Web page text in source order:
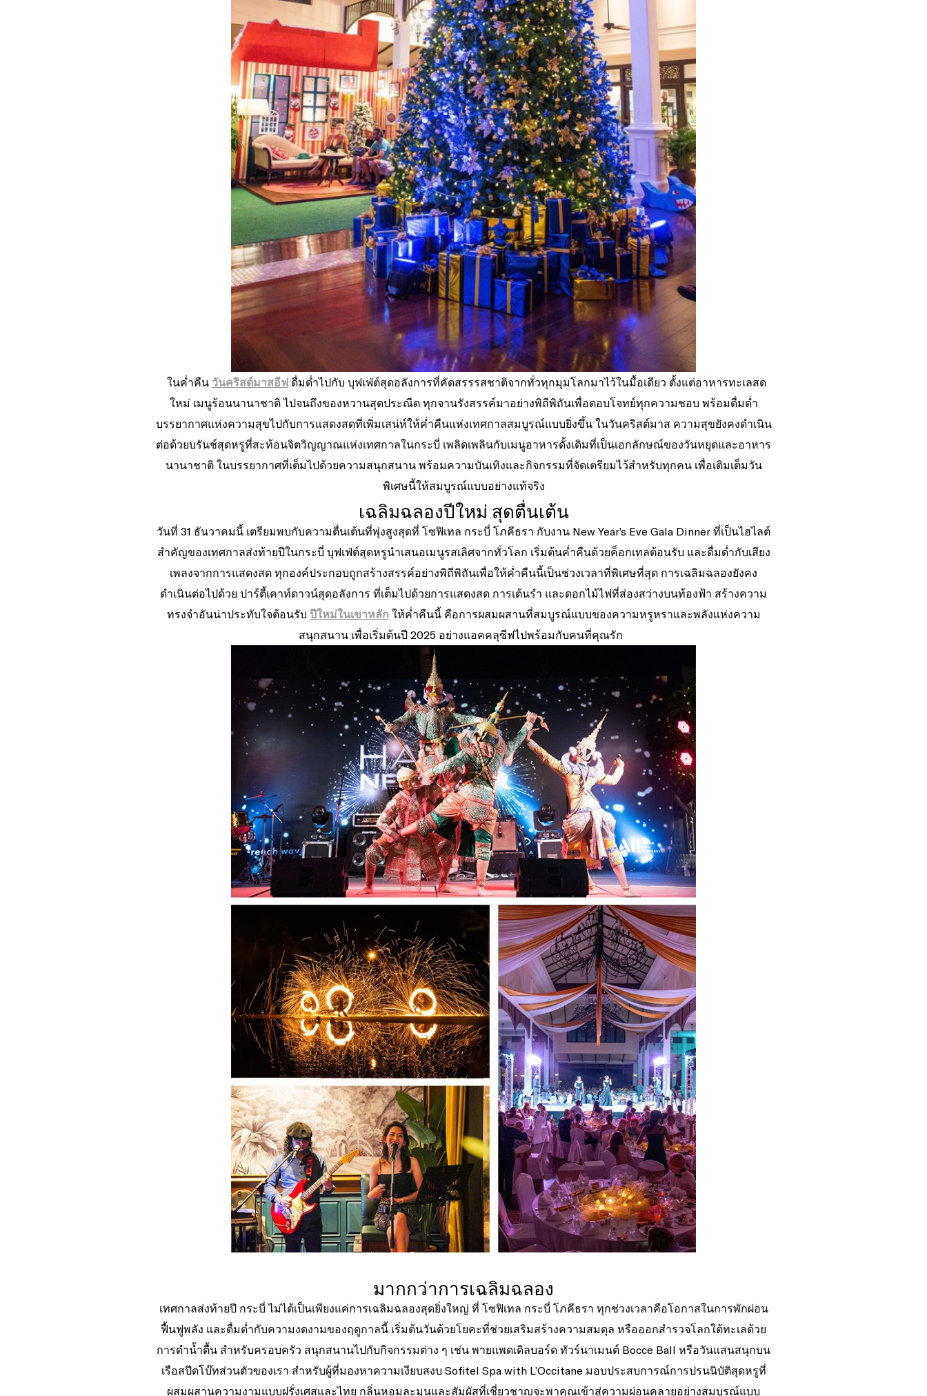
ในค่ำคืน วันคริสต์มาสอีฟดื่มด่ำไปกับ บุฟเฟ่ต์สุดอลังการที่คัดสรรรสชาติจากทั่วทุกมุมโลกมาไว้ในมื้อเดียว ตั้งแต่อาหารทะเลสด
ใหม่ เมนูร้อนนานาชาติ ไปจนถึงของหวานสุดประณีต ทุกจานรังสรรค์มาอย่างพิถีพิถันเพื่อตอบโจทย์ทุกความชอบ พร้อมดื่มด่ำ
บรรยากาศแห่งความสุขไปกับการแสดงสดที่เพิ่มเสน่ห์ให้ค่ำคืนแห่งเทศกาลสมบูรณ์แบบยิ่งขึ้น ในวันคริสต์มาส ความสุขยังคงดำเนิน
ต่อด้วยบรันช์สุดหรูที่สะท้อนจิตวิญญาณแห่งเทศกาลในกระบี่ เพลิดเพลินกับเมนูอาหารดั้งเดิมที่เป็นเอกลักษณ์ของวันหยุดและอาหาร
นานาชาติ ในบรรยากาศที่เต็มไปด้วยความสนุกสนาน พร้อมความบันเทิงและกิจกรรมที่จัดเตรียมไว้สำหรับทุกคน เพื่อเติมเต็มวัน
พิเศษนี้ให้สมบูรณ์แบบอย่างแท้จริง
เฉลิมฉลองปีใหม่ สุดตื่นเต้น
วันที่ 31 ธันวาคมนี้ เตรียมพบกับความตื่นเต้นที่พุ่งสูงสุดที่ โซฟิเทล กระบี่ โภคีธรา กับงาน New Year’s Eve Gala Dinner ที่เป็นไฮไลต์
สำคัญของเทศกาลส่งท้ายปีในกระบี่ บุฟเฟ่ต์สุดหรูนำเสนอเมนูรสเลิศจากทั่วโลก เริ่มต้นค่ำคืนด้วยค็อกเทลต้อนรับ และดื่มด่ำกับเสียง
เพลงจากการแสดงสด ทุกองค์ประกอบถูกสร้างสรรค์อย่างพิถีพิถันเพื่อให้ค่ำคืนนี้เป็นช่วงเวลาที่พิเศษที่สุด การเฉลิมฉลองยังคง
ดำเนินต่อไปด้วย ปาร์ตี้เคาท์ดาวน์สุดอลังการ ที่เต็มไปด้วยการแสดงสด การเต้นรำ และดอกไม้ไฟที่ส่องสว่างบนท้องฟ้า สร้างความ
ทรงจำอันน่าประทับใจต้อนรับ ปีใหม่ในเขาหลัก ให้ค่ำคืนนี้ คือการผสมผสานที่สมบูรณ์แบบของความหรูหราและพลังแห่งความ
สนุกสนาน เพื่อเริ่มต้นปี 2025 อย่างแอคคลุซีฟไปพร้อมกับคนที่คุณรัก
มากกว่าการเฉลิมฉลอง
เทศกาลส่งท้ายปี กระบี่ ไม่ได้เป็นเพียงแค่การเฉลิมฉลองสุดยิ่งใหญ่ ที่ โซฟิเทล กระบี่ โภคีธรา ทุกช่วงเวลาคือโอกาสในการพักผ่อน
ฟื้นฟูพลัง และดื่มด่ำกับความงดงามของฤดูกาลนี้ เริ่มต้นวันด้วยโยคะที่ช่วยเสริมสร้างความสมดุล หรือออกสำรวจโลกใต้ทะเลด้วย
การดำน้ำตื้น สำหรับครอบครัว สนุกสนานไปกับกิจกรรมต่าง ๆ เช่น พายแพดเดิลบอร์ด ทัวร์นาเมนต์ Bocce Ball หรือวันแสนสนุกบน
เรือสปีดโบ๊ทส่วนตัวของเรา สำหรับผู้ที่มองหาความเงียบสงบ Sofitel Spa with L’Occitane มอบประสบการณ์การปรนนิบัติสุดหรูที่
ผสมผสานความงามแบบฝรั่งเศสและไทย กลิ่นหอมละมุนและสัมผัสที่เชี่ยวชาญจะพาคุณเข้าสู่ความผ่อนคลายอย่างสมบูรณ์แบบ